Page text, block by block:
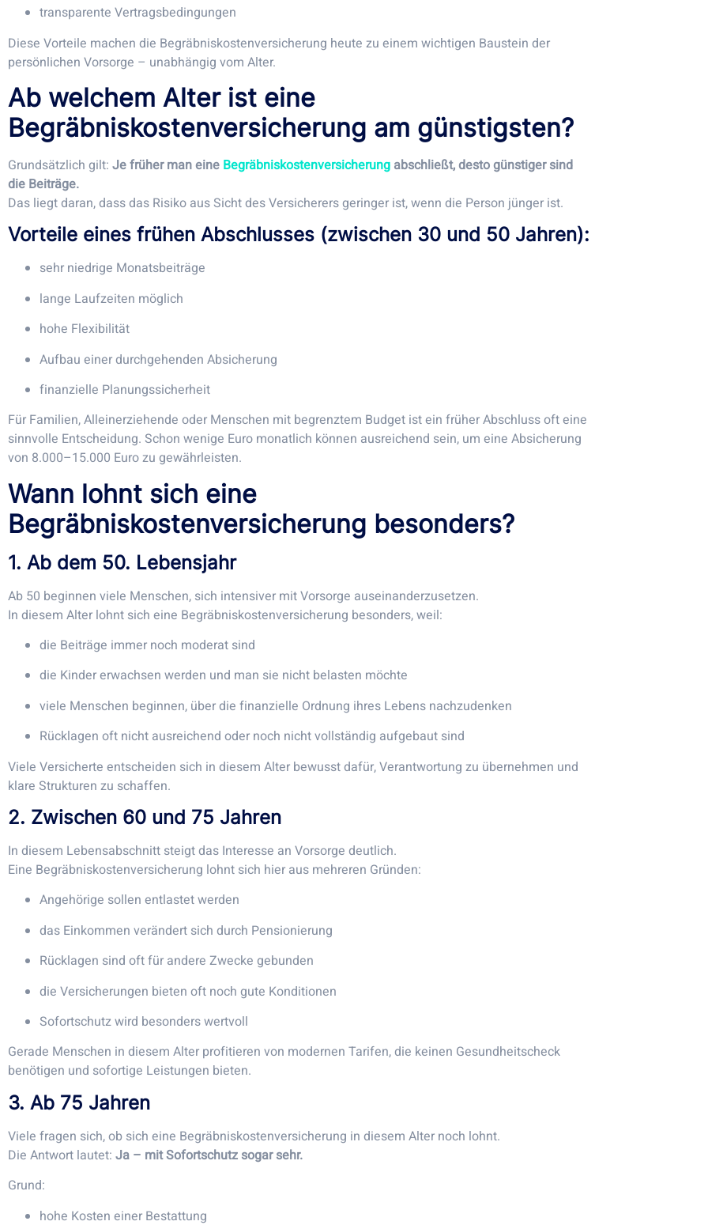
transparente Vertragsbedingungen
Diese Vorteile machen die Begräbniskostenversicherung heute zu einem wichtigen Baustein der
persönlichen Vorsorge – unabhängig vom Alter.
Ab welchem Alter ist eine
Begräbniskostenversicherung am günstigsten?
Grundsätzlich gilt: Je früher man eine Begräbniskostenversicherung abschließt, desto günstiger sind
die Beiträge.
Das liegt daran, dass das Risiko aus Sicht des Versicherers geringer ist, wenn die Person jünger ist.
Vorteile eines frühen Abschlusses (zwischen 30 und 50 Jahren):
sehr niedrige Monatsbeiträge
lange Laufzeiten möglich
hohe Flexibilität
Aufbau einer durchgehenden Absicherung
finanzielle Planungssicherheit
Für Familien, Alleinerziehende oder Menschen mit begrenztem Budget ist ein früher Abschluss oft eine
sinnvolle Entscheidung. Schon wenige Euro monatlich können ausreichend sein, um eine Absicherung
von 8.000–15.000 Euro zu gewährleisten.
Wann lohnt sich eine
Begräbniskostenversicherung besonders?
1. Ab dem 50. Lebensjahr
Ab 50 beginnen viele Menschen, sich intensiver mit Vorsorge auseinanderzusetzen.
In diesem Alter lohnt sich eine Begräbniskostenversicherung besonders, weil:
die Beiträge immer noch moderat sind
die Kinder erwachsen werden und man sie nicht belasten möchte
viele Menschen beginnen, über die finanzielle Ordnung ihres Lebens nachzudenken
Rücklagen oft nicht ausreichend oder noch nicht vollständig aufgebaut sind
Viele Versicherte entscheiden sich in diesem Alter bewusst dafür, Verantwortung zu übernehmen und
klare Strukturen zu schaffen.
2. Zwischen 60 und 75 Jahren
In diesem Lebensabschnitt steigt das Interesse an Vorsorge deutlich.
Eine Begräbniskostenversicherung lohnt sich hier aus mehreren Gründen:
Angehörige sollen entlastet werden
das Einkommen verändert sich durch Pensionierung
Rücklagen sind oft für andere Zwecke gebunden
die Versicherungen bieten oft noch gute Konditionen
Sofortschutz wird besonders wertvoll
Gerade Menschen in diesem Alter profitieren von modernen Tarifen, die keinen Gesundheitscheck
benötigen und sofortige Leistungen bieten.
3. Ab 75 Jahren
Viele fragen sich, ob sich eine Begräbniskostenversicherung in diesem Alter noch lohnt.
Die Antwort lautet: Ja – mit Sofortschutz sogar sehr.
Grund:
hohe Kosten einer Bestattung